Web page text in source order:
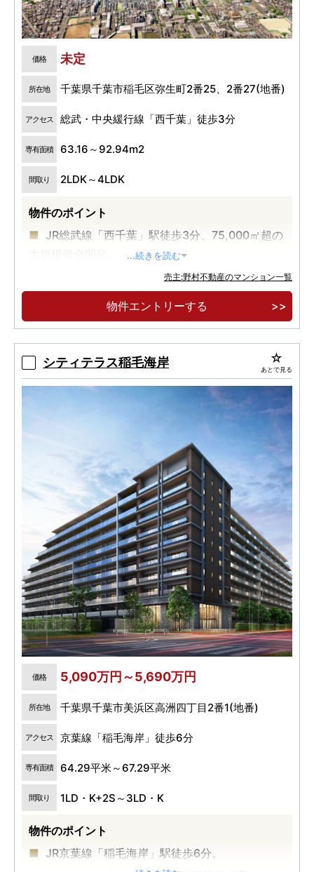
価格 未定
所在地 千葉県千葉市稲毛区弥生町2番25、2番27(地番)
アクセス 総武・中央緩行線「西千葉」徒歩3分
専有面積 63.16～92.94m2
間取り 2LDK～4LDK
物件のポイント
JR総武線「西千葉」駅徒歩3分、75,000㎡超の
12,000㎡超キャンパスパーク中心、多世代が集
う新しいまち。
...続きを読む
売主:野村不動産のマンション一覧
物件エントリーする
シティテラス稲毛海岸 あとで見る
価格 5,090万円～5,690万円
所在地 千葉県千葉市美浜区高洲四丁目2番1(地番)
アクセス 京葉線「稲毛海岸」徒歩6分
専有面積 64.29平米～67.29平米
間取り 1LD・K+2S～3LD・K
物件のポイント
JR京葉線「稲毛海岸」駅徒歩6分。